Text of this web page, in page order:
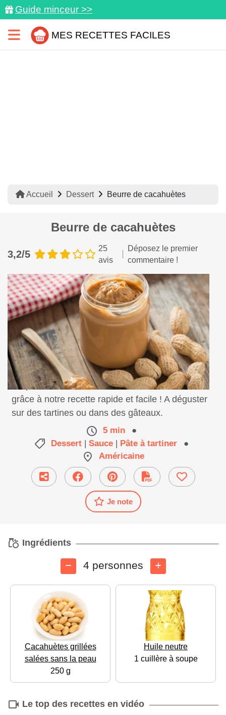
Guide minceur >>
MES RECETTES FACILES
Accueil Dessert Beurre de cacahuètes
Beurre de cacahuètes
3,2/5
25
avis
Déposez le premier
commentaire !
Préparez votre beurre de cacahuètes maison
grâce à notre recette rapide et facile ! A déguster
sur des tartines ou dans des gâteaux.
5 min
●
Dessert | Sauce | Pâte à tartiner
●
Américaine
Je note
Ingrédients
4 personnes
Cacahuètes grillées
salées sans la peau
250 g
Huile neutre
1 cuillère à soupe
Le top des recettes en vidéo